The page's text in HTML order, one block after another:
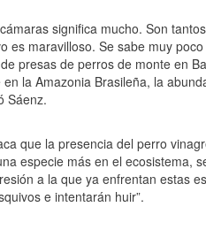
significa mucho. Son
es maravilloso. Se sabe muy
presas de perros de monte en
la Amazonia Brasileña, la
Sáenz.
que la presencia del perro
especie más en el ecosistema,
a la que ya enfrentan estas
e intentarán huir”.